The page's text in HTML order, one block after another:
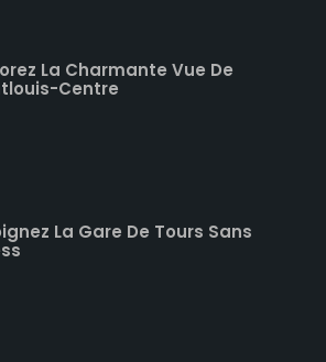
La Charmante Vue De
Centre
La Gare De Tours Sans